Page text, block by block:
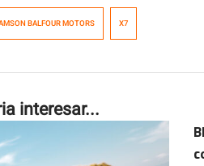
BALFOUR MOTORS X7
interesar...